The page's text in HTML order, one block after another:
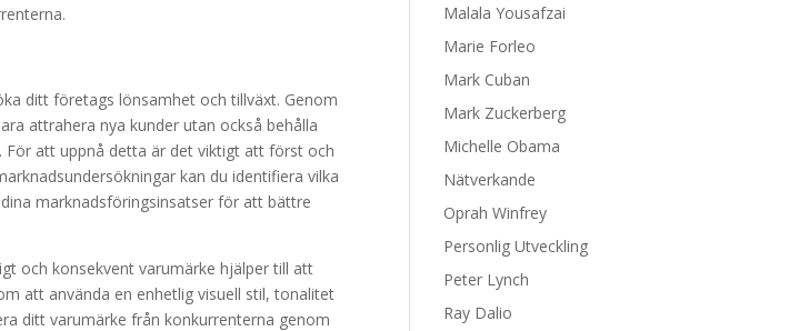
ditt företags lönsamhet och tillväxt. Genom
attrahera nya kunder utan också behålla
att uppnå detta är det viktigt att först och
kan du identifiera vilka
marknadsföringsinsatser för att bättre
och konsekvent varumärke hjälper till att
att använda en enhetlig visuell stil, tonalitet
ditt varumärke från konkurrenterna genom
Malala Yousafzai
Marie Forleo
Mark Cuban
Mark Zuckerberg
Michelle Obama
Nätverkande
Oprah Winfrey
Personlig Utveckling
Peter Lynch
Ray Dalio